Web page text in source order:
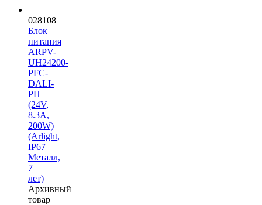
028108
Блок
питания
ARPV-
UH24200-
PFC-
DALI-
PH
(24V,
8.3A,
200W)
(Arlight,
IP67
Металл,
7
лет)
Архивный
товар